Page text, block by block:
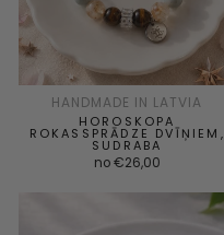
HANDMADE IN LATVIA
HOROSKOPA
ROKASSPRĀDZE DVĪŅIEM,
SUDRABA
no €26,00